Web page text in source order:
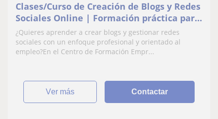
Clases/Curso de Creación de Blogs y Redes
Sociales Online | Formación práctica para
el empleo
¿Quieres aprender a crear blogs y gestionar redes
sociales con un enfoque profesional y orientado al
empleo?En el Centro de Formación Empr...
ver más Contactar